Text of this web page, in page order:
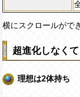
横にスクロールがで
超進化しなく
理想は2体持ち